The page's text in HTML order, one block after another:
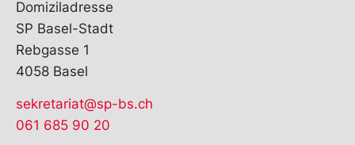
Domiziladresse
SP Basel-Stadt
Rebgasse 1
4058 Basel
sekretariat@sp-bs.ch
061 685 90 20